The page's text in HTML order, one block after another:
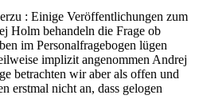
: Einige Veröffentlichungen zum
Holm behandeln die Frage ob
im Personalfragebogen lügen
implizit angenommen Andrej
betrachten wir aber als offen und
erstmal nicht an, dass gelogen